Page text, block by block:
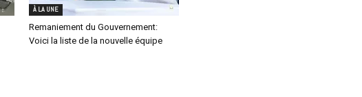
À LA UNE
Remaniement du Gouvernement:
Voici la liste de la nouvelle équipe